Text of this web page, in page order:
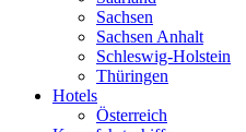
Sachsen
Sachsen Anhalt
Schleswig-Holstein
Thüringen
Hotels
Österreich